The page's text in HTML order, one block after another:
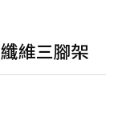
維三腳架